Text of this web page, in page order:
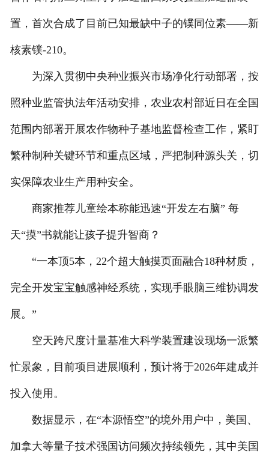
置，首次合成了目前已知最缺中子的镤同位素——新
核素镤-210。
为深入贯彻中央种业振兴市场净化行动部署，按
照种业监管执法年活动安排，农业农村部近日在全国
范围内部署开展农作物种子基地监督检查工作，紧盯
繁种制种关键环节和重点区域，严把制种源头关，切
实保障农业生产用种安全。
商家推荐儿童绘本称能迅速“开发左右脑” 每
天“摸”书就能让孩子提升智商？
“一本顶5本，22个超大触摸页面融合18种材质，
完全开发宝宝触感神经系统，实现手眼脑三维协调发
展。”
空天跨尺度计量基准大科学装置建设现场一派繁
忙景象，目前项目进展顺利，预计将于2026年建成并
投入使用。
数据显示，在“本源悟空”的境外用户中，美国、
加拿大等量子技术强国访问频次持续领先，其中美国